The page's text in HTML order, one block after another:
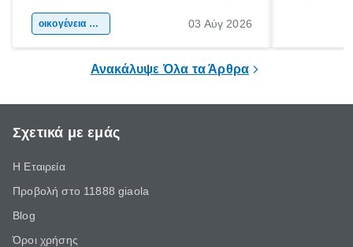
χώρας. Είτε πρόκειται για λίγες μέρες
οικογένεια & παιδί 03 Αύγ 2026
Ανακάλυψε Όλα τα Άρθρα
Σχετικά με εμάς
Η Εταιρεία
Προβολή στο 11888 giaola
Blog
Όροι χρήσης